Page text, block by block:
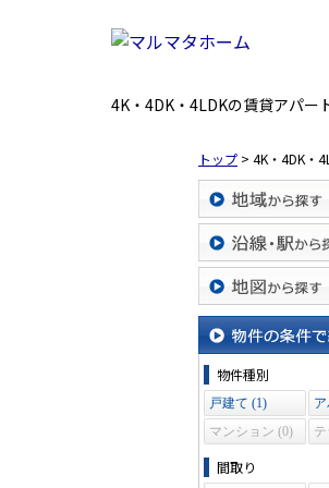
4K・4DK・4LDKの賃貸アパー
トップ > 4K・4DK・
地域から探す
沿線・駅から探
地図から探す
物件の条件で絞
物件種別
戸建て (1)
マンション (0)
間取り